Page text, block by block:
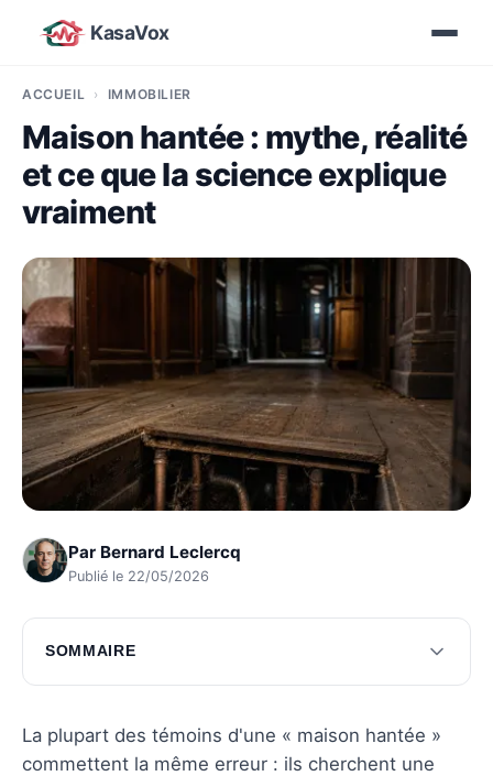
KasaVox
ACCUEIL IMMOBILIER
Maison hantée : mythe, réalité
et ce que la science explique
vraiment
Par Bernard Leclercq
Publié le 22/05/2026
SOMMAIRE
Les mythes ancestraux des maisons hantées
La science face aux phénomènes
paranormaux
La plupart des témoins d'une « maison hantée »
commettent la même erreur : ils cherchent une